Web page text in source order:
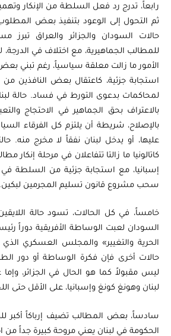
رابعاً، تدرج رد فعل السلطة من الإنكار
ثم التحول إلى الوعود بتنفيذ بعض المطلوب
حالات السودان والجزائر والعراق تبرز
للمطالب الجماهيرية، مع اختلاف في الدرجة،
الأمور ما زالت معلقة سياسياً، رغم تبني
استجابة جزئية، كاعتقال بعض النافذين من
لمحاكمات بدعوى التورط في فساد. حالة
بالاعتراف بحق الجماهير في الاحتجاج
بالإصلاح، شريطة أن يلتزم كل الفرقاء
عليها، أو يدخل لبنان نفقاً لا مخرج منه.
كاتالونيا ما زالتا تتفاعلان في مرحلة إنكار
إسبانيا، مع استجابة جزئية من السلطة في
سحب مشروع قانون تسليم المجرمين لبكين.
خامساً، في كل الحالات، تسود حالة
السودان لعبت الوساطة الأفريقية دوراً
الحرية والتغيير» والمجلس العسكري الذي
حالات أخرى فإن فكرة الوساطة أو دور
ليس مقبولاً كما هو الحال في الجزائر،
لبنان وهونغ كونغ وإسبانيا، على الأقل حتى
سادساً، بعض المطالب تضيف إرباكاً أكبر
الحكومة في لبنان يعني مروحة كبيرة جداً من